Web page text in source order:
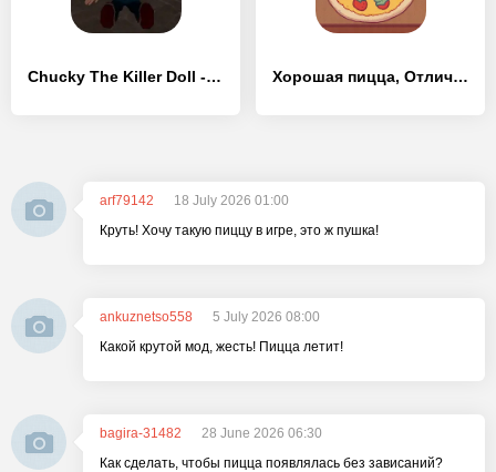
Chucky The Killer Doll - [Взлом/МОД Бесконечные деньги] Хорошая пицца, Отличная пицца - [Взлом/МОД Все открыто]
arf79142
18 July 2026 01:00
Круть! Хочу такую пиццу в игре, это ж пушка!
ankuznetso558
5 July 2026 08:00
Какой крутой мод, жесть! Пицца летит!
bagira-31482
28 June 2026 06:30
Как сделать, чтобы пицца появлялась без зависаний?